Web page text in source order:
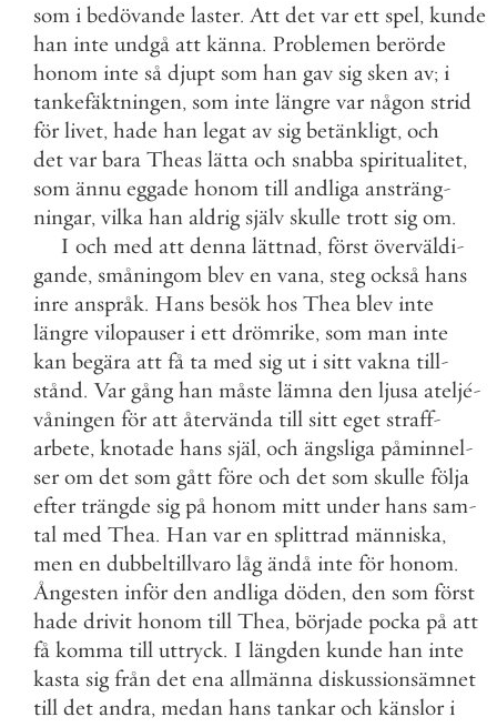
som i bedövande laster. Att det var ett spel, kunde
han inte undgå att känna. Problemen berörde
honom inte så djupt som han gav sig sken av; i
tankefäktningen, som inte längre var någon strid
för livet, hade han legat av sig betänkligt, och
det var bara Theas lätta och snabba spiritualitet,
som ännu eggade honom till andliga ansträng-
ningar, vilka han aldrig själv skulle trott sig om.
I och med att denna lättnad, först överväldi-
gande, småningom blev en vana, steg också hans
inre anspråk. Hans besök hos Thea blev inte
längre vilopauser i ett drömrike, som man inte
kan begära att få ta med sig ut i sitt vakna till-
stånd. Var gång han måste lämna den ljusa ateljé-
våningen för att återvända till sitt eget straff-
arbete, knotade hans själ, och ängsliga påminnel-
ser om det som gått före och det som skulle följa
efter trängde sig på honom mitt under hans sam-
tal med Thea. Han var en splittrad människa,
men en dubbeltillvaro låg ändå inte för honom.
Ångesten inför den andliga döden, den som först
hade drivit honom till Thea, började pocka på att
få komma till uttryck. I längden kunde han inte
kasta sig från det ena allmänna diskussionsämnet
till det andra, medan hans tankar och känslor i